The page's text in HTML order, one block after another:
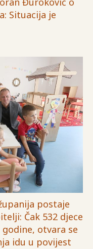
Situacija je
postaje
Čak 532 djece
otvara se
idu u povijest